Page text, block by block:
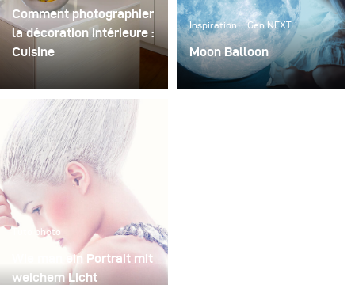
Comment photographier
la décoration intérieure :
Cuisine
Inspiration Gen NEXT
Moon Balloon
A couple of weeks ago I
Tuto photo
Wie man ein Portrait mit
weichem Licht